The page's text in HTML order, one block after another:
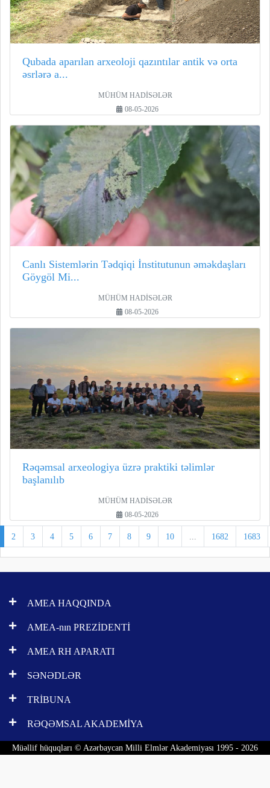
Qubada aparılan arxeoloji qazıntılar antik və orta
əsrlərə a...
MÜHÜM HADİSƏLƏR
08-05-2026
Canlı Sistemlərin Tədqiqi İnstitutunun əməkdaşları
Göygöl Mi...
MÜHÜM HADİSƏLƏR
08-05-2026
Rəqəmsal arxeologiya üzrə praktiki təlimlər
başlanılıb
MÜHÜM HADİSƏLƏR
08-05-2026
2 3 4 5 6 7 8 9 10 ... 1682 1683
AMEA HAQQINDA
AMEA-nın PREZİDENTİ
AMEA RH APARATI
SƏNƏDLƏR
TRİBUNA
RƏQƏMSAL AKADEMİYA
Müəllif hüquqları © Azərbaycan Milli Elmlər Akademiyası 1995 - 2026